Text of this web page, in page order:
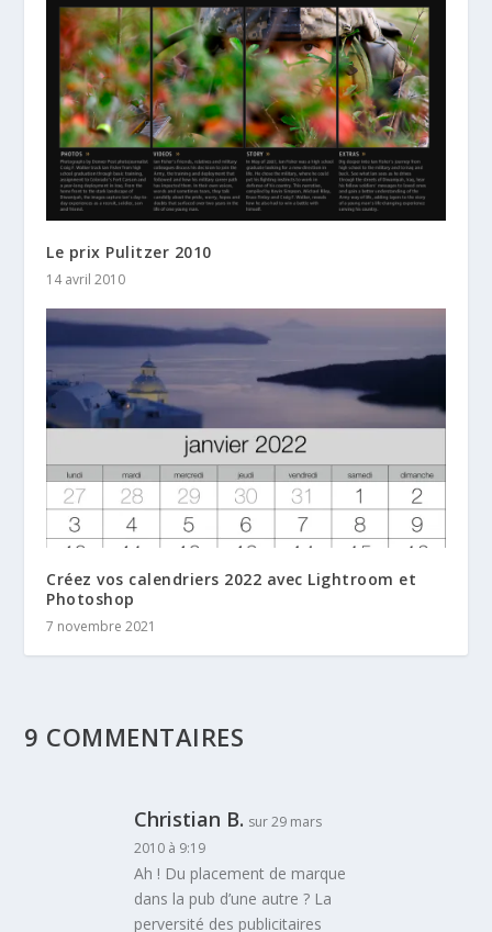
Le prix Pulitzer 2010
14 avril 2010
Créez vos calendriers 2022 avec Lightroom et
Photoshop
7 novembre 2021
9 COMMENTAIRES
Christian B. sur 29 mars
2010 à 9:19
Ah ! Du placement de marque
dans la pub d’une autre ? La
perversité des publicitaires